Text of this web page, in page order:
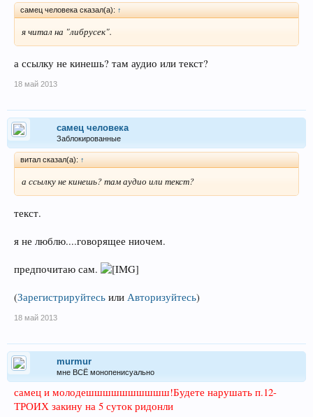
самец человека сказал(а): ↑
я читал на "либрусек".
а ссылку не кинешь? там аудио или текст?
18 май 2013
самец человека
Заблокированные
витал сказал(а): ↑
а ссылку не кинешь? там аудио или текст?
текст.
я не люблю....говорящее ниочем.
предпочитаю сам.
(Зарегистрируйтесь или Авторизуйтесь)
18 май 2013
murmur
мне ВСЁ монопенисуально
самец и молодешшшшшшшшшш!Будете нарушать п.12-
ТРОИХ закину на 5 суток ридонли